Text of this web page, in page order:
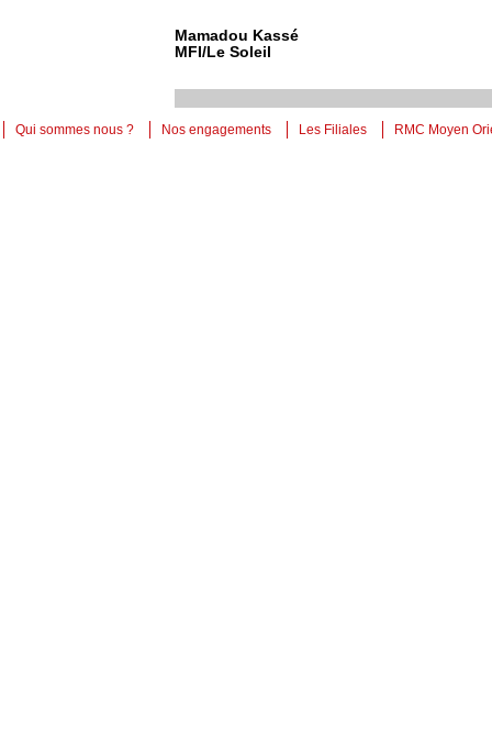
Mamadou Kassé
MFI/Le Soleil
Qui sommes nous ? Nos engagements Les Filiales RMC Moyen